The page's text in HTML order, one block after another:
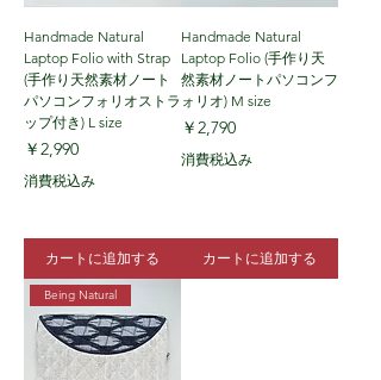
Handmade Natural
Laptop Folio with Strap
(手作り天然素材ノート
パソコンフォリオストラ
ップ付き) L size
価格
￥2,990
消費税込み
カートに追加する
Handmade Natural
Laptop Folio (手作り天
然素材ノートパソコンフ
ォリオ) M size
価格
￥2,790
消費税込み
カートに追加する
Being Natural